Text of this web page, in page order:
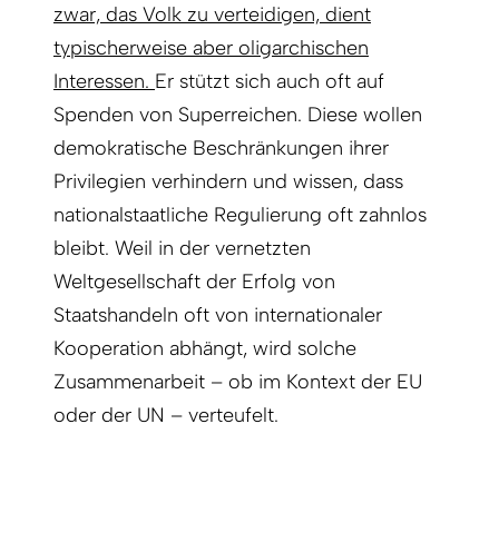
zwar, das Volk zu verteidigen, dient
typischerweise aber oligarchischen
Interessen. Er stützt sich auch oft auf
Spenden von Superreichen. Diese wollen
demokratische Beschränkungen ihrer
Privilegien verhindern und wissen, dass
nationalstaatliche Regulierung oft zahnlos
bleibt. Weil in der vernetzten
Weltgesellschaft der Erfolg von
Staatshandeln oft von internationaler
Kooperation abhängt, wird solche
Zusammenarbeit – ob im Kontext der EU
oder der UN – verteufelt.